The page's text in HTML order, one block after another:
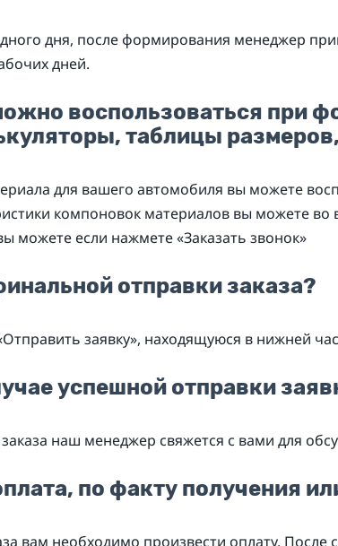
дня, после формирования менеджер
дней.
воспользоваться при
таблицы
для вашего автомобиля вы можете
компоновок материалов вы можете
можете если нажмете «Заказать звонок»
отправки заказа?
заявку», находящуюся в нижней
успешной отправки
наш менеджер свяжется с вами для
по факту получения
вам необходимо произвести оплату.